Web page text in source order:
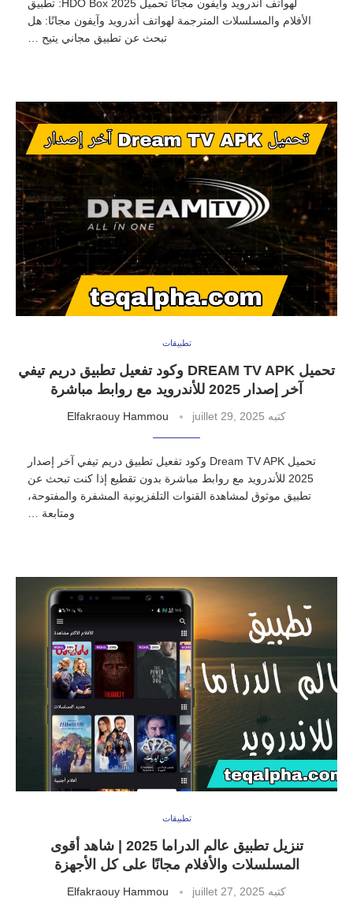
لهواتف أندرويد وآيفون مجانًا تحميل HDO Box 2025: تطبيق
الأفلام والمسلسلات المترجمة لهواتف أندرويد وآيفون مجانًا: هل
تبحث عن تطبيق مجاني يتيح …
تطبيقات
تحميل DREAM TV APK وكود تفعيل تطبيق دريم تيفي
آخر إصدار 2025 للأندرويد مع روابط مباشرة
كتبه Elfakraouy Hammou juillet 29, 2025
تحميل Dream TV APK وكود تفعيل تطبيق دريم تيفي آخر إصدار
2025 للأندرويد مع روابط مباشرة بدون تقطيع إذا كنت تبحث عن
تطبيق موثوق لمشاهدة القنوات التلفزيونية المشفرة والمفتوحة،
ومتابعة …
تطبيقات
تنزيل تطبيق عالم الدراما 2025 | شاهد أقوى
المسلسلات والأفلام مجانًا على كل الأجهزة
كتبه Elfakraouy Hammou juillet 27, 2025